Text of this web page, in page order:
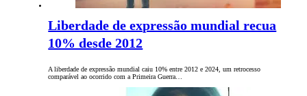
Liberdade de expressão mundial recua
10% desde 2012
A liberdade de expressão mundial caiu 10% entre 2012 e 2024, um retrocesso
comparável ao ocorrido com a Primeira Guerra…